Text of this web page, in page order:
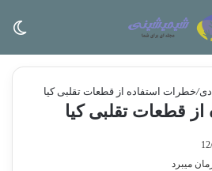
/خطرات استفاده از قطعات تقلبی کیا
قطعات تقلبی کیا